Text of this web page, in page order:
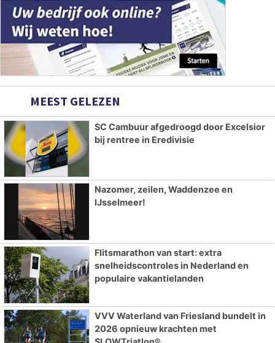
MEEST GELEZEN
SC Cambuur afgedroogd door Excelsior
bij rentree in Eredivisie
Nazomer, zeilen, Waddenzee en
IJsselmeer!
Flitsmarathon van start: extra
snelheidscontroles in Nederland en
populaire vakantielanden
VVV Waterland van Friesland bundelt in
2026 opnieuw krachten met